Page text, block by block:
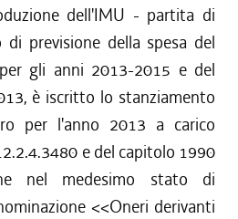
dell'IMU - partita di
previsione della spesa del
gli anni 2013-2015 e del
è iscritto lo stanziamento
per l'anno 2013 a carico
e del capitolo 1990
nel medesimo stato di
<<Oneri derivanti